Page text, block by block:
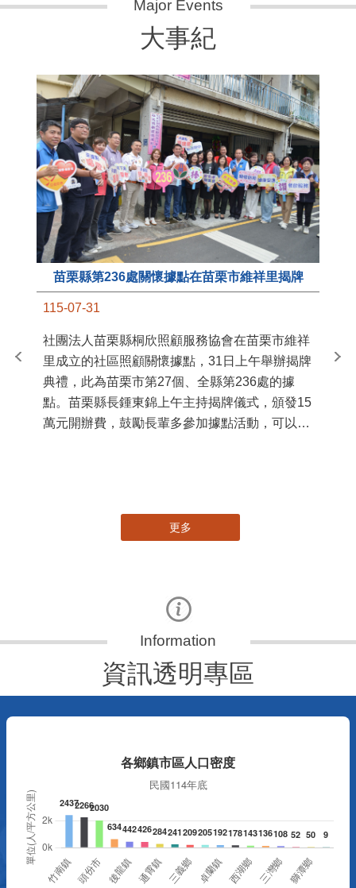
大事紀
苗栗縣第236處關懷據點在苗栗市維祥里揭牌
115-07-31
社團法人苗栗縣桐欣照顧服務協會在苗栗市維祥
里成立的社區照顧關懷據點，31日上午舉辦揭牌
典禮，此為苗栗市第27個、全縣第236處的據
點。苗栗縣長鍾東錦上午主持揭牌儀式，頒發15
萬元開辦費，鼓勵長輩多參加據點活動，可以更
苗
更多
資訊透明專區